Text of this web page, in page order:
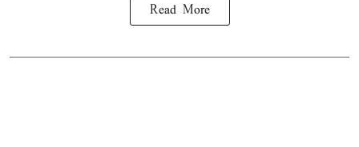
Read More